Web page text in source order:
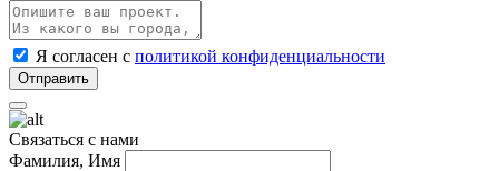
Я согласен с политикой конфиденциальности
Связаться с нами
Фамилия, Имя